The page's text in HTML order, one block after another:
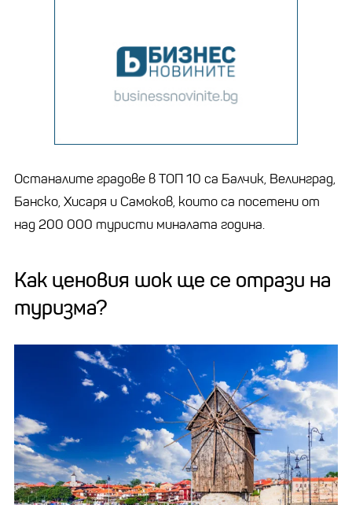
Останалите градове в ТОП 10 са Балчик, Велинград,
Банско, Хисаря и Самоков, които са посетени от
над 200 000 туристи миналата година.
Как ценовия шок ще се отрази на
туризма?